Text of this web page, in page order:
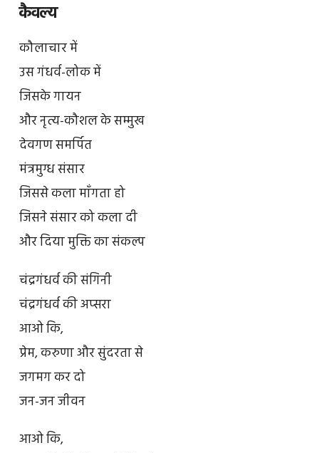
कैवल्य
कौलाचार में
उस गंधर्व-लोक में
जिसके गायन
और नृत्य-कौशल के सम्मुख
देवगण समर्पित
मंत्रमुग्ध संसार
जिससे कला माँगता हो
जिसने संसार को कला दी
और दिया मुक्ति का संकल्प
चंद्रगंधर्व की संगिनी
चंद्रगंधर्व की अप्सरा
आओ कि,
प्रेम, करुणा और सुंदरता से
जगमग कर दो
जन-जन जीवन
आओ कि,